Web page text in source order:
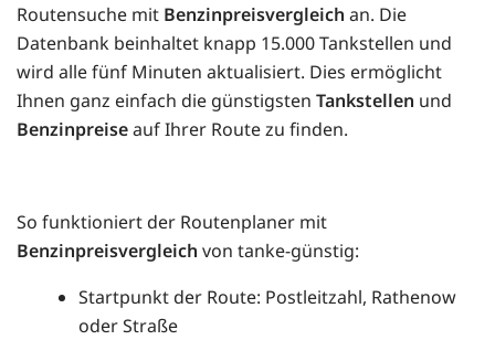
Routensuche mit Benzinpreisvergleich an. Die
Datenbank beinhaltet knapp 15.000 Tankstellen und
wird alle fünf Minuten aktualisiert. Dies ermöglicht
Ihnen ganz einfach die günstigsten Tankstellen und
Benzinpreiseauf Ihrer Route zu finden.
So funktioniert der Routenplaner mit
Benzinpreisvergleich von tanke-günstig:
Startpunkt der Route: Postleitzahl, Rathenow
oder Straße